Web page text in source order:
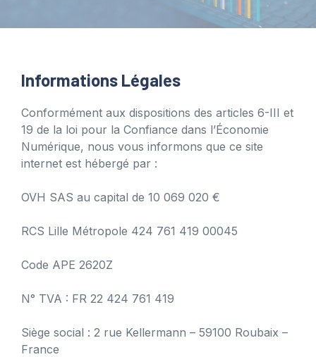
Informations Légales
Conformément aux dispositions des articles 6-III et
19 de la loi pour la Confiance dans l’Économie
Numérique, nous vous informons que ce site
internet est hébergé par :
OVH SAS au capital de 10 069 020 €
RCS Lille Métropole 424 761 419 00045
Code APE 2620Z
N° TVA : FR 22 424 761 419
Siège social : 2 rue Kellermann – 59100 Roubaix –
France